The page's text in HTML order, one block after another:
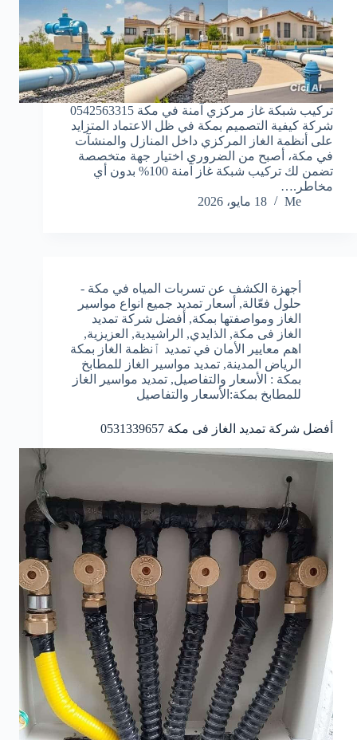
تركيب شبكة غاز مركزي آمنة في مكة 0542563315
شركة كيفية التصميم بمكة في ظل الاعتماد المتزايد
على أنظمة الغاز المركزي داخل المنازل والمنشآت
في مكة، أصبح من الضروري اختيار جهة متخصصة
تضمن لك تركيب شبكة غاز آمنة 100% بدون أي
مخاطر.…
Me
18 مايو، 2026
أجهزة الكشف عن تسربات المياه في مكة -
حلول فعّالة, أسعار تمديد جميع انواع مواسير
الغاز ومواصفتها بمكة, أفضل شركة تمديد
الغاز فى مكة, الذايدي, الراشيدية, العزيزية,
اهم معايير الأمان في تمديد ٱنظمة الغاز بمكة
الرياض المدينة, تمديد مواسير الغاز للمطابخ
بمكة : الأسعار والتفاصيل, تمديد مواسير الغاز
للمطابخ بمكة:الأسعار والتفاصيل
أفضل شركة تمديد الغاز فى مكة 0531339657